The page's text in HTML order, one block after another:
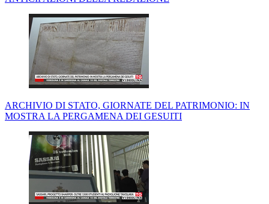
ARCHIVIO DI STATO, GIORNATE DEL PATRIMONIO: IN
MOSTRA LA PERGAMENA DEI GESUITI